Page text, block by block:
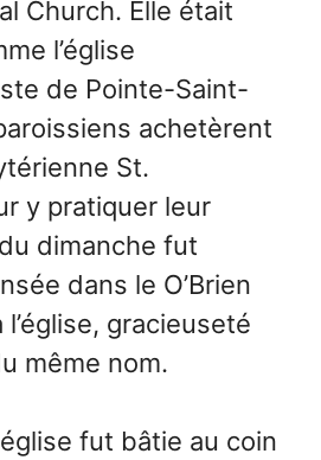
Church. Elle était
l’église
de Pointe-Saint-
achetèrent
St.
y pratiquer leur
dimanche fut
dans le O’Brien
l’église, gracieuseté
même nom.
fut bâtie au coin